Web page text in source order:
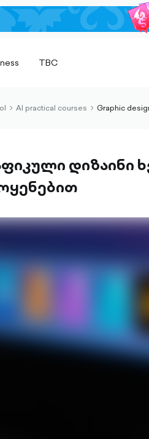
TBC
chevron-
AI practical courses chevron-
Graphic
დიზაინი